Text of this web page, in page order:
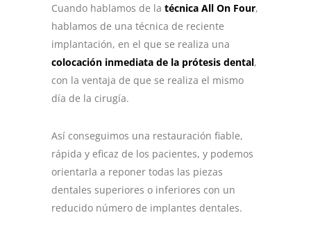
Cuando hablamos de la técnica All On Four,
hablamos de una técnica de reciente
implantación, en el que se realiza una
colocación inmediata de la prótesis dental,
con la ventaja de que se realiza el mismo
día de la cirugía.
Así conseguimos una restauración fiable,
rápida y eficaz de los pacientes, y podemos
orientarla a reponer todas las piezas
dentales superiores o inferiores con un
reducido número de implantes dentales.